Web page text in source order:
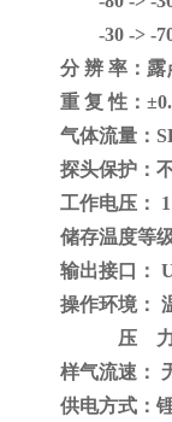
-30 -> -
分 辨 率：
重 复 性：
气体流量：
探头保护：
工作电压：
储存温度等
输出接口：
操作环境：
压 力
样气流速：
供电方式：